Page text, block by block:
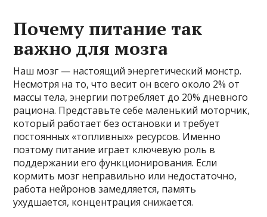
Почему питание так
важно для мозга
Наш мозг — настоящий энергетический монстр.
Несмотря на то, что весит он всего около 2% от
массы тела, энергии потребляет до 20% дневного
рациона. Представьте себе маленький моторчик,
который работает без остановки и требует
постоянных «топливных» ресурсов. Именно
поэтому питание играет ключевую роль в
поддержании его функционирования. Если
кормить мозг неправильно или недостаточно,
работа нейронов замедляется, память
ухудшается, концентрация снижается.